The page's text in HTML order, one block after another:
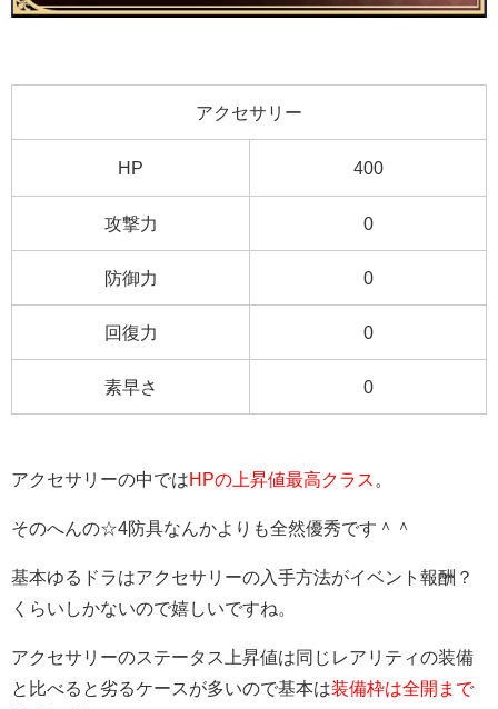
アクセサリー
HP 400
攻撃力 0
防御力 0
回復力 0
素早さ 0
アクセサリーの中ではHPの上昇値最高クラス 。
そのへんの☆4防具なんかよりも全然優秀です＾＾
基本ゆるドラはアクセサリーの入手方法がイベント報酬？
くらいしかないので嬉しいですね。
アクセサリーのステータス上昇値は同じレアリティの装備
と比べると劣るケースが多いので基本は装備枠は全開まで